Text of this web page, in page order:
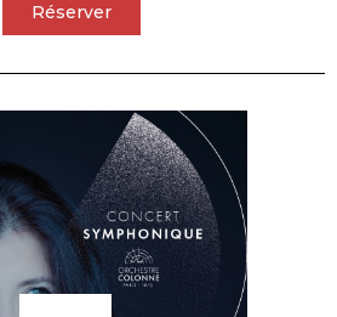
Réserver